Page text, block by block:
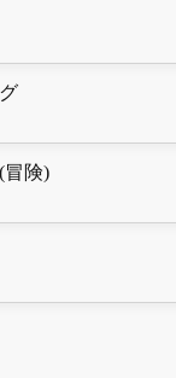
冒険)